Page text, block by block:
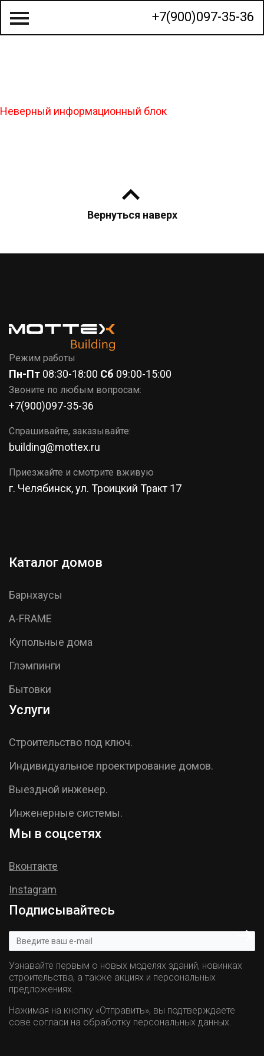
+7(900)097-35-36
СТРОИТЕЛЬСТВО ДОМОВ
Неверный информационный блок
Вернуться наверх
Режим работы
Пн-Пт 08:30-18:00 Сб 09:00-15:00
Звоните по любым вопросам:
+7(900)097-35-36
Спрашивайте, заказывайте:
building@mottex.ru
Приезжайте и смотрите вживую
г. Челябинск, ул. Троицкий Тракт 17
Каталог домов
Барнхаусы
A-FRAME
Купольные дома
Глэмпинги
Бытовки
Услуги
Строительство под ключ.
Индивидуальное проектирование домов.
Выездной инженер.
Инженерные системы.
Мы в соцсетях
Вконтакте
Instagram
Подписывайтесь
Узнавайте первым о новых моделях зданий, новинках
строительства, а также акциях и персональных
предложениях.
Нажимая на кнопку «Отправить», вы подтверждаете
сове согласи на обработку персональных данных.